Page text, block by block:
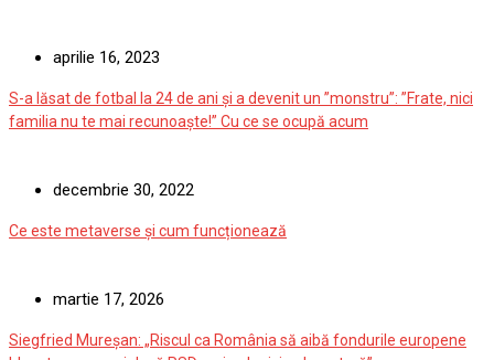
aprilie 16, 2023
S-a lăsat de fotbal la 24 de ani și a devenit un ”monstru”: ”Frate, nici
familia nu te mai recunoaște!” Cu ce se ocupă acum
decembrie 30, 2022
Ce este metaverse și cum funcționează
martie 17, 2026
Siegfried Mureșan: „Riscul ca România să aibă fondurile europene